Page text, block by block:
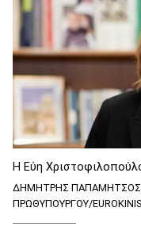
Η Εύη
ΔΗΜΗΤΡΗΣ
ΠΡΩΘΥΠΟΥΡΓΟΥ/